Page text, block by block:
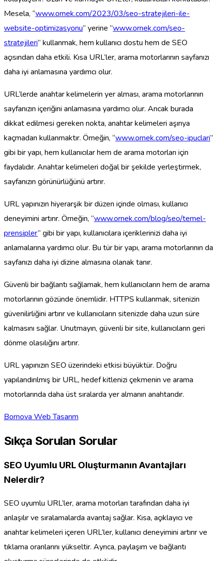
Mesela, “www.ornek.com/2023/03/seo-stratejileri-ile-
website-optimizasyonu” yerine “www.ornek.com/seo-
stratejileri” kullanmak, hem kullanıcı dostu hem de SEO
açısından daha etkili. Kısa URL’ler, arama motorlarının sayfanızı
daha iyi anlamasına yardımcı olur.
URL’lerde anahtar kelimelerin yer alması, arama motorlarının
sayfanızın içeriğini anlamasına yardımcı olur. Ancak burada
dikkat edilmesi gereken nokta, anahtar kelimeleri aşırıya
kaçmadan kullanmaktır. Örneğin, “www.ornek.com/seo-ipuclari”
gibi bir yapı, hem kullanıcılar hem de arama motorları için
faydalıdır. Anahtar kelimeleri doğal bir şekilde yerleştirmek,
sayfanızın görünürlüğünü artırır.
URL yapınızın hiyerarşik bir düzen içinde olması, kullanıcı
deneyimini artırır. Örneğin, “www.ornek.com/blog/seo/temel-
prensipler” gibi bir yapı, kullanıcılara içeriklerinizi daha iyi
anlamalarına yardımcı olur. Bu tür bir yapı, arama motorlarının da
sayfanızı daha iyi dizine almasına olanak tanır.
Güvenli bir bağlantı sağlamak, hem kullanıcıların hem de arama
motorlarının gözünde önemlidir. HTTPS kullanmak, sitenizin
güvenilirliğini artırır ve kullanıcıların sitenizde daha uzun süre
kalmasını sağlar. Unutmayın, güvenli bir site, kullanıcıların geri
dönme olasılığını artırır.
URL yapınızın SEO üzerindeki etkisi büyüktür. Doğru
yapılandırılmış bir URL, hedef kitlenizi çekmenin ve arama
motorlarında daha üst sıralarda yer almanın anahtarıdır.
Bornova Web Tasarım
Sıkça Sorulan Sorular
SEO Uyumlu URL Oluşturmanın Avantajları
Nelerdir?
SEO uyumlu URL’ler, arama motorları tarafından daha iyi
anlaşılır ve sıralamalarda avantaj sağlar. Kısa, açıklayıcı ve
anahtar kelimeleri içeren URL’ler, kullanıcı deneyimini artırır ve
tıklama oranlarını yükseltir. Ayrıca, paylaşım ve bağlantı